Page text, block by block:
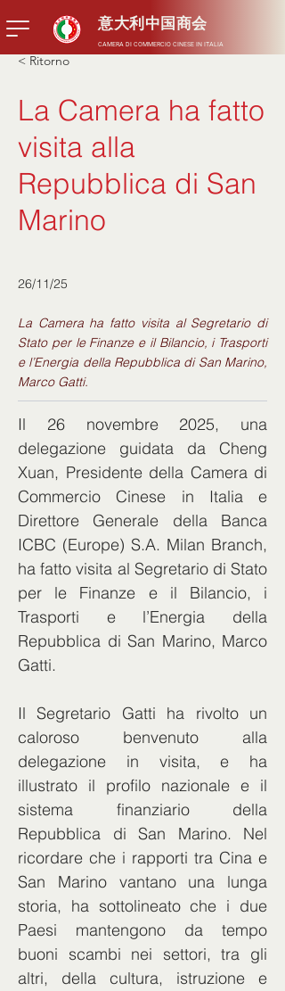
意大利中国商会
CAMERA DI COMMERCIO CINESE IN ITALIA
< Ritorno
La Camera ha fatto
visita alla
Repubblica di San
Marino
26/11/25
La Camera ha fatto visita al Segretario di
Stato per le Finanze e il Bilancio, i Trasporti
e l’Energia della Repubblica di San Marino,
Marco Gatti.
Il 26 novembre 2025, una
delegazione guidata da Cheng
Xuan, Presidente della Camera di
Commercio Cinese in Italia e
Direttore Generale della Banca
ICBC (Europe) S.A. Milan Branch,
ha fatto visita al Segretario di Stato
per le Finanze e il Bilancio, i
Trasporti e l’Energia della
Repubblica di San Marino, Marco
Gatti.
Il Segretario Gatti ha rivolto un
caloroso benvenuto alla
delegazione in visita, e ha
illustrato il profilo nazionale e il
sistema finanziario della
Repubblica di San Marino. Nel
ricordare che i rapporti tra Cina e
San Marino vantano una lunga
storia, ha sottolineato che i due
Paesi mantengono da tempo
buoni scambi nei settori, tra gli
altri, della cultura, istruzione e